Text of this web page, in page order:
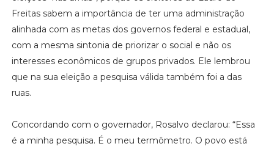
Freitas sabem a importância de ter uma administração
alinhada com as metas dos governos federal e estadual,
com a mesma sintonia de priorizar o social e não os
interesses econômicos de grupos privados. Ele lembrou
que na sua eleição a pesquisa válida também foi a das
ruas.
Concordando com o governador, Rosalvo declarou: “Essa
é a minha pesquisa. É o meu termômetro. O povo está